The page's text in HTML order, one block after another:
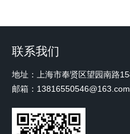
联系我们
邮箱：13816550546@163.com